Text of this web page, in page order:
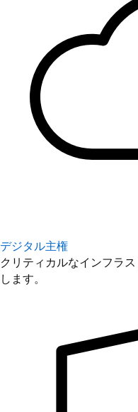
デジタル主権
クリティカルなインフラ
します。